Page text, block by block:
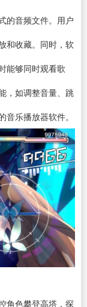
的音频文件。用户
和收藏。同时，软
能够同时观看歌
，如调整音量、跳
乐播放器软件。
角色攀登高塔，探